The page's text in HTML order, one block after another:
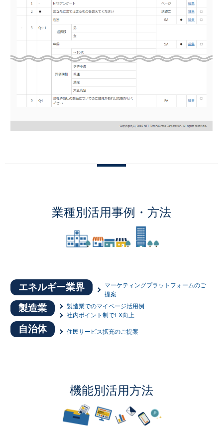
業種別活用事例・方法
エネルギー業界
マーケティングプラットフォームのご
提案
製造業
製造業でのマイページ活用例
社内ポイント制でEX向上
自治体 住民サービス拡充のご提案
機能別活用方法